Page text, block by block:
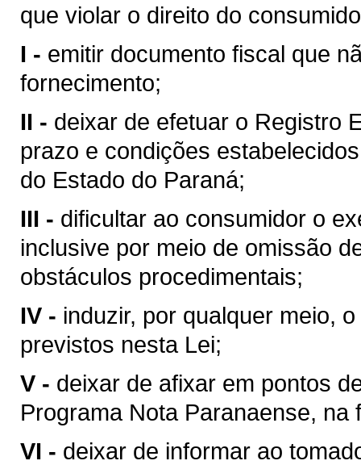
que violar o direito do
I - emitir documento fiscal que
fornecimento;
II - deixar de efetuar o Registro
prazo e condições
do Estado do Paraná;
III - dificultar ao consumidor o
inclusive por meio de omissão
obstáculos procedimentais;
IV - induzir, por qualquer meio,
previstos nesta Lei;
V - deixar de afixar em pontos
Programa Nota Paranaense,
VI - deixar de informar ao